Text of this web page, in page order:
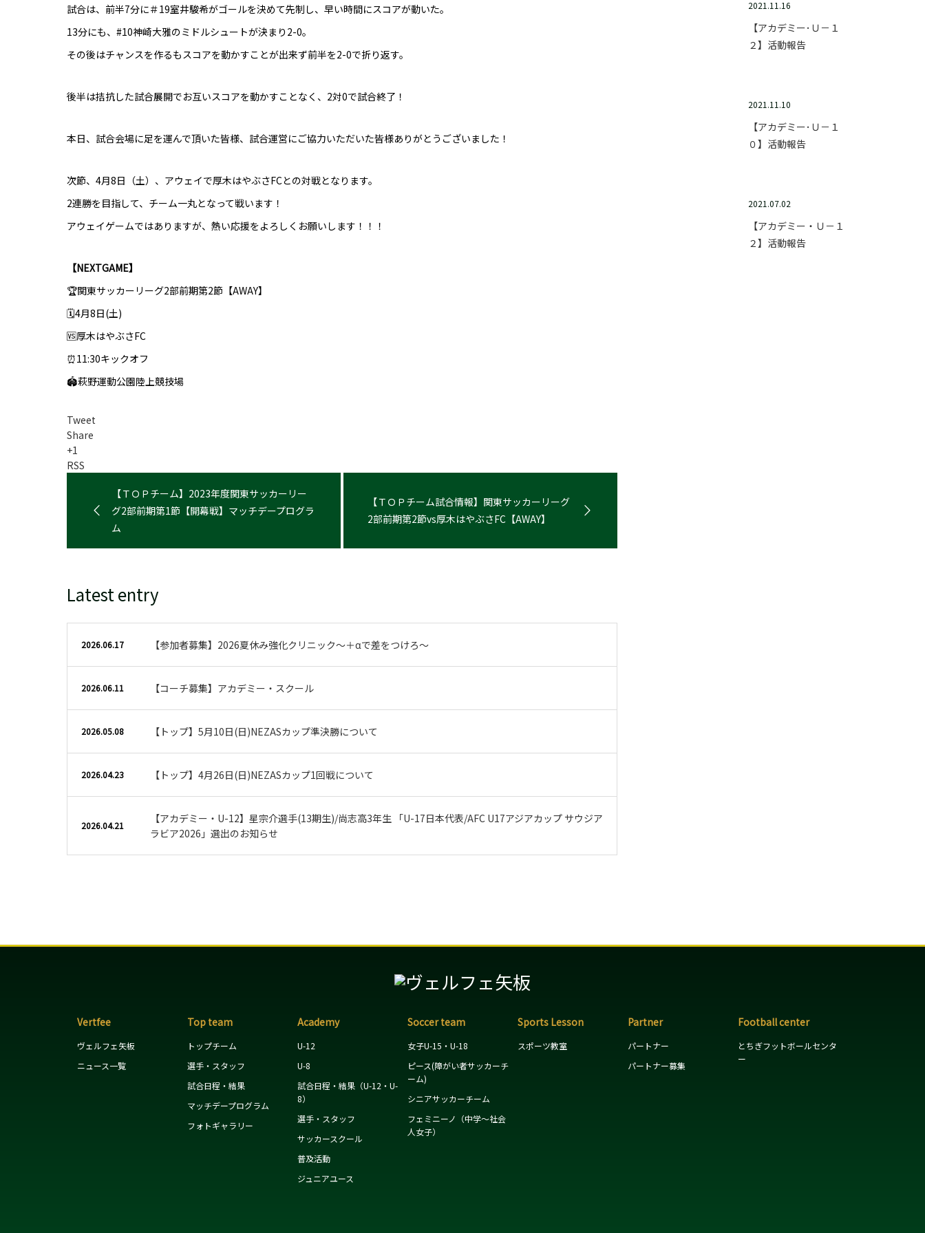
試合は、前半7分に＃19室井駿希がゴールを決めて先制し、早い時間にスコアが動いた。
13分にも、#10神崎大雅のミドルシュートが決まり2-0。
その後はチャンスを作るもスコアを動かすことが出来ず前半を2-0で折り返す。
後半は拮抗した試合展開でお互いスコアを動かすことなく、2対0で試合終了！
本日、試合会場に足を運んで頂いた皆様、試合運営にご協力いただいた皆様ありがとうございました！
次節、4月8日（土）、アウェイで厚木はやぶさFCとの対戦となります。
2連勝を目指して、チーム一丸となって戦います！
アウェイゲームではありますが、熱い応援をよろしくお願いします！！！
【NEXTGAME】
🏆関東サッカーリーグ2部前期第2節【AWAY】
🗓4月8日(土)
🆚厚木はやぶさFC
⏰11:30キックオフ
🏟萩野運動公園陸上競技場
Tweet
Share
+1
RSS
【ＴＯＰチーム】2023年度関東サッカーリー
グ2部前期第1節【開幕戦】マッチデープログラ
ム
【ＴＯＰチーム試合情報】関東サッカーリーグ
2部前期第2節vs厚木はやぶさFC【AWAY】
Latest entry
2026.06.17 【参加者募集】2026夏休み強化クリニック〜＋αで差をつけろ〜
2026.06.11 【コーチ募集】アカデミー・スクール
2026.05.08 【トップ】5月10日(日)NEZASカップ準決勝について
2026.04.23 【トップ】4月26日(日)NEZASカップ1回戦について
2026.04.21
【アカデミー・U-12】星宗介選手(13期生)/尚志高3年生 「U-17日本代表/AFC U17アジアカップ サウジア
ラビア2026」選出のお知らせ
2021.11.16
【アカデミー･Ｕ－１
２】活動報告
2021.11.10
【アカデミー･Ｕ－１
０】活動報告
2021.07.02
【アカデミー・Ｕ－１
２】活動報告
Vertfee
ヴェルフェ矢板
ニュース一覧
Top team
トップチーム
選手・スタッフ
試合日程・結果
マッチデープログラム
フォトギャラリー
Academy
U-12
U-8
試合日程・結果（U-12・U-
8）
選手・スタッフ
サッカースクール
普及活動
ジュニアユース
Soccer team
女子U-15・U-18
ピース(障がい者サッカーチ
ーム)
シニアサッカーチーム
フェミニーノ（中学～社会
人女子）
Sports Lesson
スポーツ教室
Partner
パートナー
パートナー募集
Football center
とちぎフットボールセンタ
ー